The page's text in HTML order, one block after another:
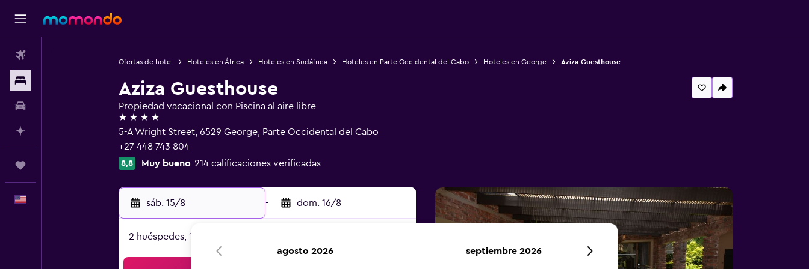
Ofertas de hotel Hoteles en África Hoteles en Sudáfrica Hoteles en Parte Occidental del Cabo Hoteles en George Aziza Guesthouse
Aziza Guesthouse
Propiedad vacacional con Piscina al aire libre
4 estrellas
5-A Wright Street, 6529 George, Parte Occidental del Cabo
+27 448 743 804
8,8 Muy bueno 214 calificaciones verificadas
sáb. 15/8 - dom. 16/8
2 huéspedes, 1 habitación
agosto 2026 septiembre 2026